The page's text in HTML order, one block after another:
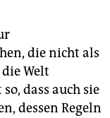
die nicht als
Welt
dass auch sie
dessen Regeln